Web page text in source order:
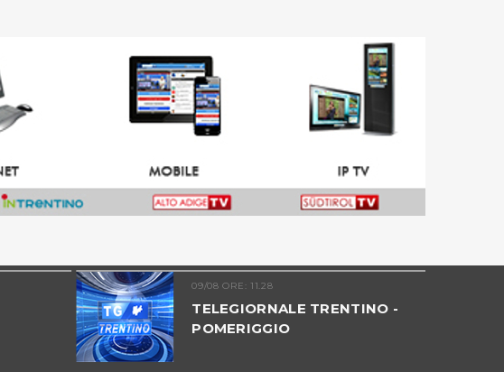
09/08 ORE: 11.28
TELEGIORNALE TRENTINO -
POMERIGGIO